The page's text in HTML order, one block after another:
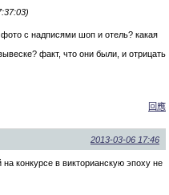
с надписями шоп и отель? какая
факт, что они были, и отрицать
回應
2013-03-06 17:46
на конкурсе в викторианскую эпоху не